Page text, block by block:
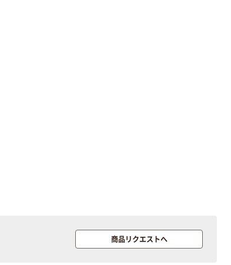
商品リクエストへ
粉なし（パウダ
ーフリー）
￥398~ （税込）